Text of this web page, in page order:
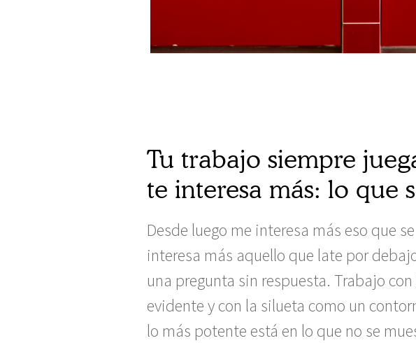
Tu trabajo siempre
te interesa más: lo que
Desde luego me interesa más eso que
interesa más aquello que late por
una pregunta sin respuesta. Trabajo
evidente y con la silueta como un
lo más potente está en lo que no se